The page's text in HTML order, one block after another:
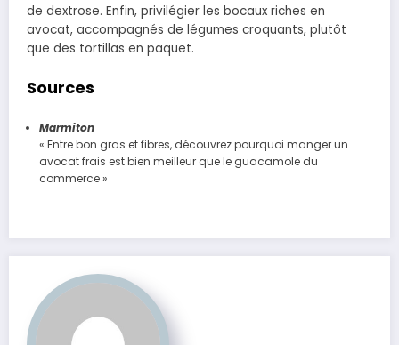
de dextrose. Enfin, privilégier les bocaux riches en
avocat, accompagnés de légumes croquants, plutôt
que des tortillas en paquet.
Sources
Marmiton
« Entre bon gras et fibres, découvrez pourquoi manger un
avocat frais est bien meilleur que le guacamole du
commerce »